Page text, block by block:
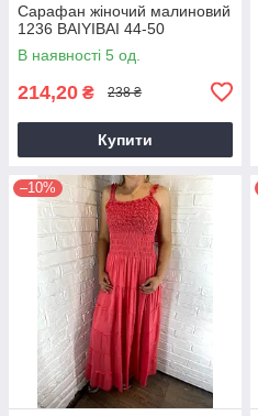
Сарафан жіночий малиновий
1236 BAIYIBAI 44-50
В наявності 5 од.
214,20 ₴ 238 ₴
Купити
–10%